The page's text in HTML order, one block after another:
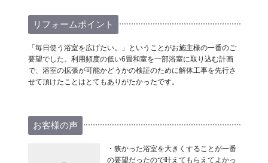
リフォームポイント
「毎日使う浴室を広げたい。」ということがお施主様の一番のご
要望でした。利用頻度の低い6畳和室を一部浴室に取り込む計画
で、浴室の拡張が可能かどうかの検証のために解体工事を先行さ
せて頂けたことはとてもありがたかったです。
お客様の声
・狭かった浴室を大きくすることが一番
の要望だったので叶えてもらえてよかっ